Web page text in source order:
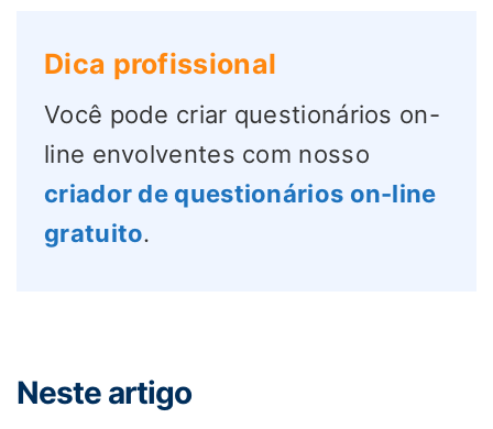
Dica profissional
Você pode criar questionários on-
line envolventes com nosso
criador de questionários on-line
gratuito.
Neste artigo